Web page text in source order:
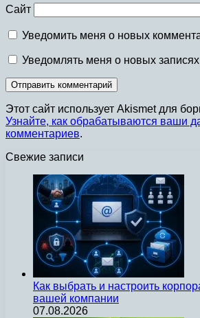
Сайт
Уведомить меня о новых
Уведомлять меня о новых записях
Этот сайт использует Akismet для
Узнайте, как обрабатываются ваши
комментариев.
Свежие записи
Как выбрать и настроить
вашей компании
07.08.2026